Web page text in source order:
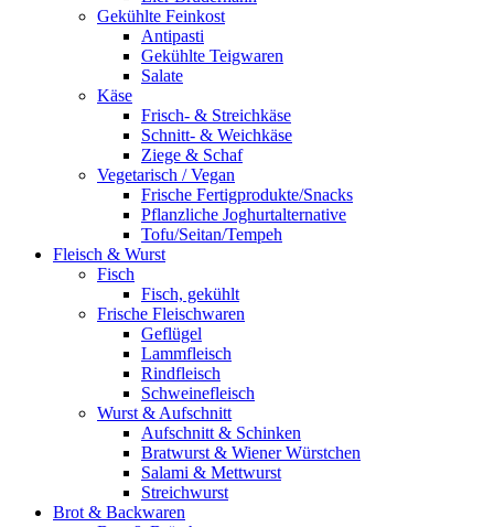
Gekühlte Feinkost
Antipasti
Gekühlte Teigwaren
Salate
Käse
Frisch- & Streichkäse
Schnitt- & Weichkäse
Ziege & Schaf
Vegetarisch / Vegan
Frische Fertigprodukte/Snacks
Pflanzliche Joghurtalternative
Tofu/Seitan/Tempeh
Fleisch & Wurst
Fisch
Fisch, gekühlt
Frische Fleischwaren
Geflügel
Lammfleisch
Rindfleisch
Schweinefleisch
Wurst & Aufschnitt
Aufschnitt & Schinken
Bratwurst & Wiener Würstchen
Salami & Mettwurst
Streichwurst
Brot & Backwaren